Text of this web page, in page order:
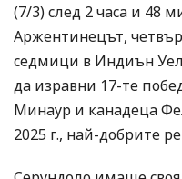
(7/3) след 2 часа и 48
Аржентинецът,
седмици в Индиън
да изравни 17-те
Минаур и канадеца
2025 г., най-добрите